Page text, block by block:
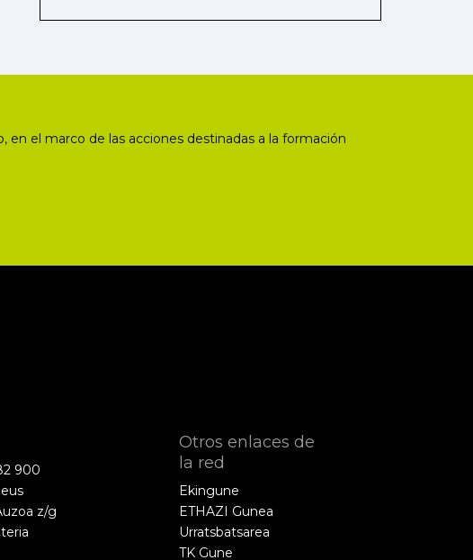
en el marco de las acciones destinadas a la formación
900
z/g
Otros enlaces de
la red
Ekingune
ETHAZI Gunea
Urratsbatsarea
TK Gune